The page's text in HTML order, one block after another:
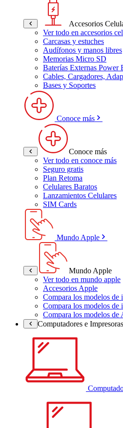
Accesorios
Ver todo en accesorios
Carcasas y estuches
Audífonos y manos libres
Memorias Micro SD
Baterías Externas Power
Cables, Cargadores,
Bases y Soportes
Conoce más
Conoce más
Ver todo en conoce más
Seguro gratis
Plan Retoma
Celulares Baratos
Lanzamientos Celulares
SIM Cards
Mundo Apple
Mundo Apple
Ver todo en mundo apple
Accesorios Apple
Compara los modelos de
Compara los modelos de
Compara los modelos de
Computadores e Impresoras